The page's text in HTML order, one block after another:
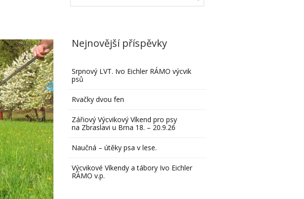
Nejnovější příspěvky
Srpnový LVT. Ivo Eichler RÁMO výcvik
psů
Rvačky dvou fen
Zářiový Výcvikový Víkend pro psy
na Zbraslavi u Brna 18. – 20.9.26
Naučná – útěky psa v lese.
Výcvikové Víkendy a tábory Ivo Eichler
RÁMO v.p.